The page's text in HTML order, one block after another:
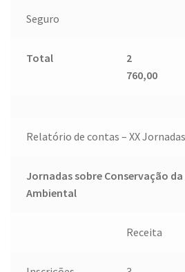
Seguro
Total
2
760,00
Relatório de contas – XX
Jornadas sobre Conservação
Ambiental
Receita